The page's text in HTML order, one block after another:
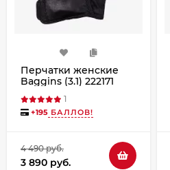
Перчатки женские
Baggins (3.1) 222171
1
+195 БАЛЛОВ!
4 490 руб.
3 890 руб.